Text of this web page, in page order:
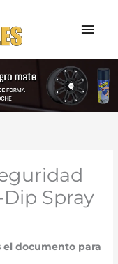
Spray
documento para